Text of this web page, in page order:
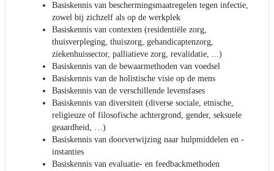
Basiskennis van beschermingsmaatregelen tegen infectie,
zowel bij zichzelf als op de werkplek
Basiskennis van contexten (residentiële zorg,
thuisverpleging, thuiszorg, gehandicaptenzorg,
ziekenhuissector, palliatieve zorg, revalidatie, ...)
Basiskennis van de bewaarmethoden van voedsel
Basiskennis van de holistische visie op de mens
Basiskennis van de verschillende levensfases
Basiskennis van diversiteit (diverse sociale, etnische,
religieuze of filosofische achtergrond, gender, seksuele
geaardheid, …)
Basiskennis van doorverwijzing naar hulpmiddelen en -
instanties
Basiskennis van evaluatie- en feedbackmethoden